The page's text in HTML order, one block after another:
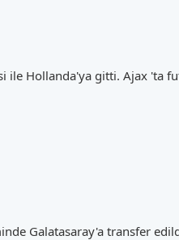
Hollanda'ya gitti. Ajax 'ta
Galatasaray'a transfer